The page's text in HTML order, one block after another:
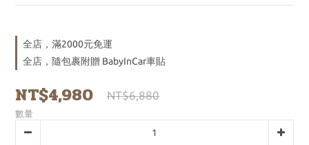
全店，滿2000元免運
全店，隨包裹附贈 BabyInCar車貼
NT$4,980 NT$6,880
數量